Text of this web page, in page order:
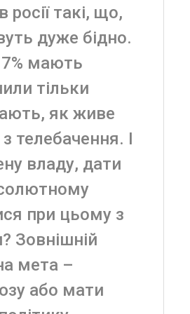
такі, що,
дуже бідно.
мають
тільки
як живе
телебачення. І
владу, дати
при цьому з
Зовнішній
мета –
або мати